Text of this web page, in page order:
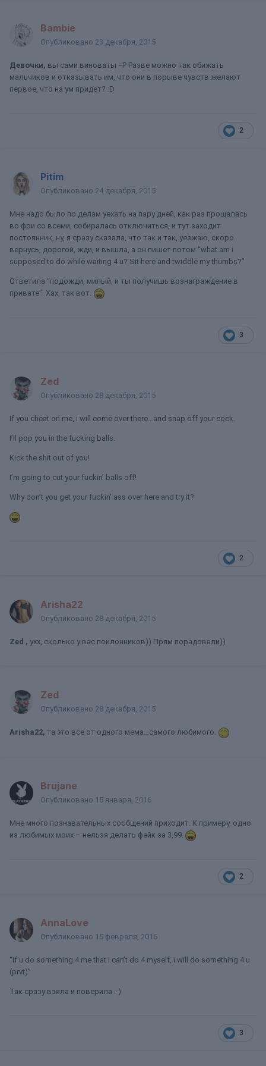
Bambie
Опубликовано 23 декабря, 2015
Девочки, вы сами виноваты =Р Разве можно так обижать
мальчиков и отказывать им, что они в порыве чувств желают
первое, что на ум придет? :D
2
Pitim
Опубликовано 24 декабря, 2015
Мне надо было по делам уехать на пару дней, как раз прощалась
во фри со всеми, собиралась отключиться, и тут заходит
постоянник, ну, я сразу сказала, что так и так, уезжаю, скоро
вернусь, дорогой, жди, и вышла, а он пишет потом “what am i
supposed to do while waiting 4 u? Sit here and twiddle my thumbs?”
Ответила “подожди, милый, и ты получишь вознаграждение в
привате”. Хах, так вот.
3
Zed
Опубликовано 28 декабря, 2015
If you cheat on me, i will come over there…and snap off your cock.
I’ll pop you in the fucking balls.
Kick the shit out of you!
I’m going to cut your fuckin’ balls off!
Why don’t you get your fuckin’ ass over here and try it?
2
Arisha22
Опубликовано 28 декабря, 2015
Zed , ухх, сколько у вас поклонников)) Прям порадовали))
Zed
Опубликовано 28 декабря, 2015
Arisha22, та это все от одного мема…самого любимого.
Brujane
Опубликовано 15 января, 2016
Мне много познавательных сообщений приходит. К примеру, одно
из любимых моих – нельзя делать фейк за 3,99.
2
AnnaLove
Опубликовано 15 февраля, 2016
“If u do something 4 me that i can’t do 4 myself, i will do something 4 u
(prvt)”
Так сразу взяла и поверила :-)
3